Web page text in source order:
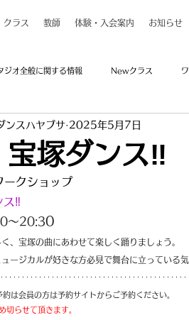
クラス 教師 体験・入会案内 お知らせ
ジオ全般に関する情報 Newクラス
塚ダンス‼️
ンスハヤブサ 2025年5月7日
ークショップ
ス‼️
～20:30
、宝塚の曲にあわせて楽しく踊りましょう。
ージカルが好きな方必見で舞台に立っている気
は会員の方は予約サイトからご予約ください。
らせて頂きます。